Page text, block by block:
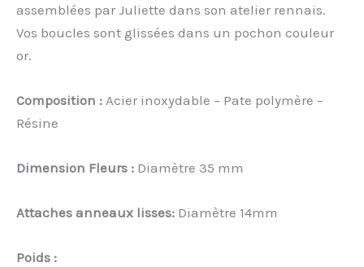
assemblées par Juliette dans son atelier rennais.
Vos boucles sont glissées dans un pochon couleur
or.
Composition : Acier inoxydable – Pate polymère –
Résine
Dimension Fleurs : Diamètre 35 mm
Attaches anneaux lisses: Diamètre 14mm
Poids :